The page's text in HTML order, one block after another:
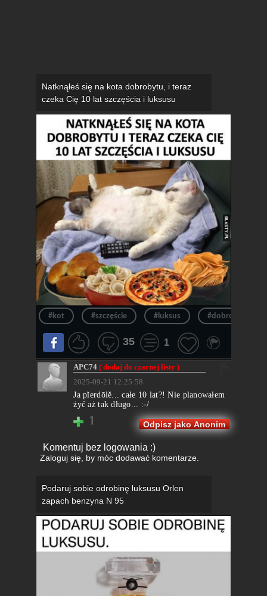
Natknąłeś się na kota dobrobytu, i teraz
czeka Cię 10 lat szczęścia i luksusu
#kot #szczęście #luksus #dobrobyt
35 1
APC74( dodaj do czarnej listy )
2025-09-21 12:25:58
Ja pĭerdōlĕ... całe 10 lat?! Nie planowałem
żyć aż tak długo... :-/
1 Odpisz jako Anonim
Komentuj bez logowania :)
Zaloguj się, by móc dodawać komentarze.
Podaruj sobie odrobinę luksusu Orlen
zapach benzyna N 95